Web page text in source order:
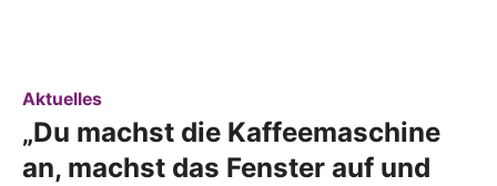
Aktuelles:
„Du machst die Kaffeemaschine
an, machst das Fenster auf und